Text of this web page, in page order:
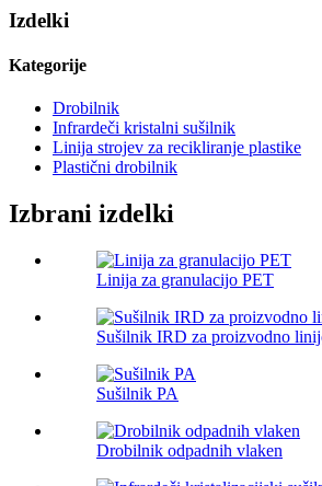
Izdelki
Kategorije
Drobilnik
Infrardeči kristalni sušilnik
Linija strojev za recikliranje plastike
Plastični drobilnik
Izbrani izdelki
Linija za granulacijo PET
Sušilnik IRD za proizvodno
Sušilnik PA
Drobilnik odpadnih vlaken